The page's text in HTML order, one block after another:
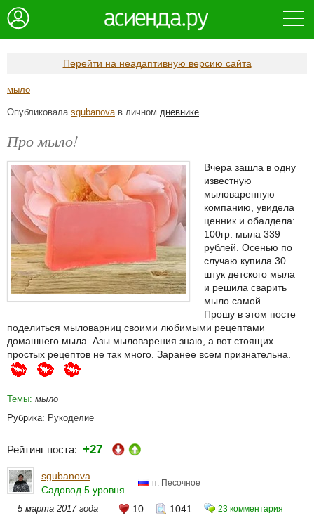
Перейти на неадаптивную версию сайта
мыло
Опубликовала sgubanovaв личном дневнике
Про мыло!
Вчера зашла в одну
известную
мыловаренную
компанию, увидела
ценник и обалдела:
100гр. мыла 339
рублей. Осенью по
случаю купила 30
штук детского мыла
и решила сварить
мыло самой.
Прошу в этом посте
поделиться мыловарниц своими любимыми рецептами
домашнего мыла. Азы мыловарения знаю, а вот стоящих
простых рецептов не так много. Заранее всем признательна.
Темы: мыло
Рубрика: Рукоделие
Рейтинг поста: +27
sgubanova
Садовод 5 уровня
п. Песочное
5 марта 2017 года 10 1041 23 комментария